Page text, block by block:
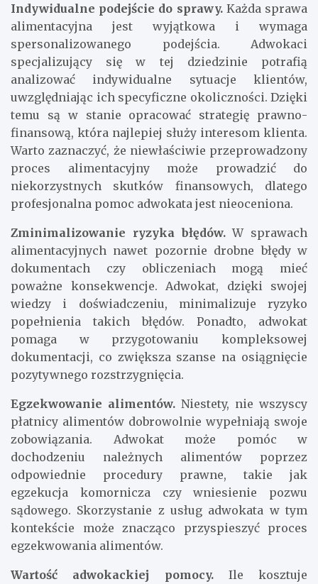
Indywidualne podejście do sprawy. Każda sprawa
alimentacyjna jest wyjątkowa i wymaga
spersonalizowanego podejścia. Adwokaci
specjalizujący się w tej dziedzinie potrafią
analizować indywidualne sytuacje klientów,
uwzględniając ich specyficzne okoliczności. Dzięki
temu są w stanie opracować strategię prawno-
finansową, która najlepiej służy interesom klienta.
Warto zaznaczyć, że niewłaściwie przeprowadzony
proces alimentacyjny może prowadzić do
niekorzystnych skutków finansowych, dlatego
profesjonalna pomoc adwokata jest nieoceniona.
Zminimalizowanie ryzyka błędów.W sprawach
alimentacyjnych nawet pozornie drobne błędy w
dokumentach czy obliczeniach mogą mieć
poważne konsekwencje. Adwokat, dzięki swojej
wiedzy i doświadczeniu, minimalizuje ryzyko
popełnienia takich błędów. Ponadto, adwokat
pomaga w przygotowaniu kompleksowej
dokumentacji, co zwiększa szanse na osiągnięcie
pozytywnego rozstrzygnięcia.
Egzekwowanie alimentów. Niestety, nie wszyscy
płatnicy alimentów dobrowolnie wypełniają swoje
zobowiązania. Adwokat może pomóc w
dochodzeniu należnych alimentów poprzez
odpowiednie procedury prawne, takie jak
egzekucja komornicza czy wniesienie pozwu
sądowego. Skorzystanie z usług adwokata w tym
kontekście może znacząco przyspieszyć proces
egzekwowania alimentów.
Wartość adwokackiej pomocy. Ile kosztuje